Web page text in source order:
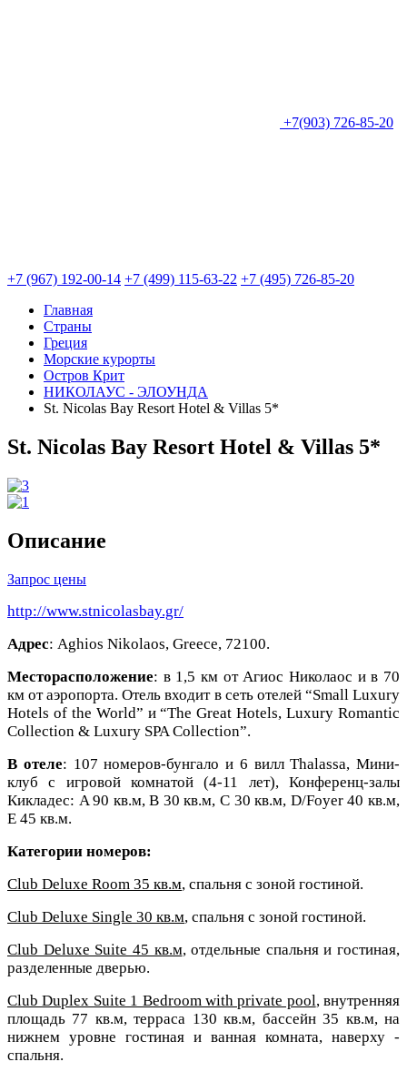
+7(903) 726-85-20
+7 (967) 192-00-14 +7 (499) 115-63-22 +7 (495) 726-85-20
Главная
Страны
Греция
Морские курорты
Остров Крит
НИКОЛАУС - ЭЛОУНДА
St. Nicolas Bay Resort Hotel & Villas 5*
St. Nicolas Bay Resort Hotel & Villas 5*
Описание
Запрос цены
http://www.stnicolasbay.gr/
Адрес: Aghios Nikolaos, Greece, 72100.
Месторасположение: в 1,5 км от Агиос Николаос и в 70
км от аэропорта. Отель входит в сеть отелей “Small Luxury
Hotels of the World” и “The Great Hotels, Luxury Romantic
Collection & Luxury SPA Collection”.
В отеле: 107 номеров-бунгало и 6 вилл Thalassa, Мини-
клуб с игровой комнатой (4-11 лет), Конференц-залы
Кикладес: A 90 кв.м, B 30 кв.м, C 30 кв.м, D/Foyer 40 кв.м,
E 45 кв.м.
Категории номеров:
Club Deluxe Room 35 кв.м, спальня с зоной гостиной.
Club Deluxe Single 30 кв.м, спальня с зоной гостиной.
Club Deluxe Suite 45 кв.м, отдельные спальня и гостиная,
разделенные дверью.
Club Duplex Suite 1 Bedroom with private pool, внутренняя
площадь 77 кв.м, терраса 130 кв.м, бассейн 35 кв.м, на
нижнем уровне гостиная и ванная комната, наверху -
спальня.